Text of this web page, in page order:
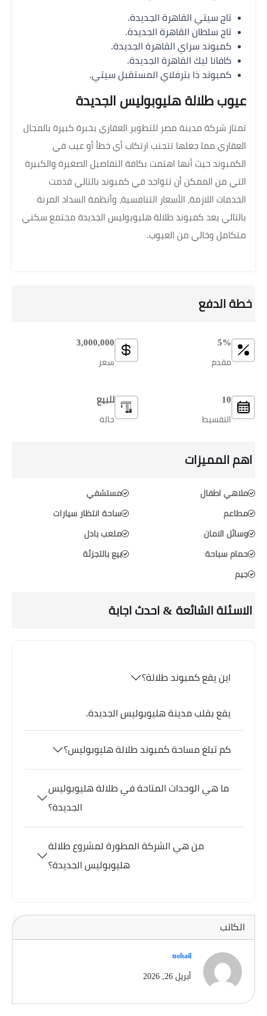
تاج سيتي القاهرة الجديدة.
تاج سلطان القاهرة الجديدة.
كمبوند سراي القاهرة الجديدة.
كافانا ليك القاهرة الجديدة.
كمبوند ذا بترفلاي المستقبل سيتي.
عيوب طلالة هليوبوليس الجديدة
تمتاز شركة مدينة مصر للتطوير العقاري بخبرة كبيرة بالمجال
العقاري مما جعلها تتجنب ارتكاب أي خطأ أو عيب في
الكمبوند حيث أنها اهتمت بكافة التفاصيل الصغيرة والكبيرة
التي من الممكن أن تتواجد في كمبوند بالتالي قدمت
الخدمات اللازمة، الأسعار التنافسية، وأنظمة السداد المرنة
بالتالي يعد كمبوند طلالة هليوبوليس الجديدة مجتمع سكني
متكامل وخالي من العيوب.
خطة الدفع
5%
مقدم
10
التقسيط
3,000,000
سعر
للبيع
حالة
اهم المميزات
ملاهي اطفال
مطاعم
وسائل الامان
حمام سباحة
جيم
مستشفي
ساحة انتظار سيارات
ملعب بادل
بيع بالتجزئة
الاسئلة الشائعة & احدث اجابة
اين يقع كمبوند طلالة؟
يقع بقلب مدينة هليوبوليس الجديدة.
كم تبلغ مساحة كمبوند طلالة هليوبوليس؟
ما هي الوحدات المتاحة في طلالة هليوبوليس
الجديدة؟
من هي الشركة المطورة لمشروع طلالة
هليوبوليس الجديدة؟
الكاتب
nohail
أبريل 26, 2026